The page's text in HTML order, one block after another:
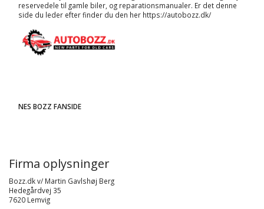
reservedele til gamle biler, og reparationsmanualer. Er det denne
side du leder efter finder du den her https://autobozz.dk/
NES BOZZ FANSIDE
Firma oplysninger
Bozz.dk v/ Martin Gavlshøj Berg
Hedegårdvej 35
7620 Lemvig